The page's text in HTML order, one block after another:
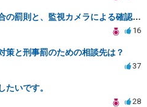
浪人生が盗撮をした場合の罰則と、監視カメラによる確認について
16
策と刑事罰のための相談先は？
37
たいです。
28